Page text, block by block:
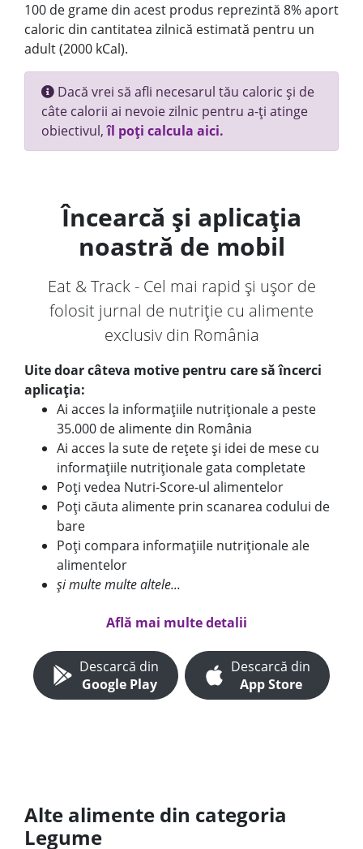
100 de grame din acest produs reprezintă 8% aport
caloric din cantitatea zilnică estimată pentru un
adult (2000 kCal).
Dacă vrei să afli necesarul tău caloric și de
câte calorii ai nevoie zilnic pentru a-ți atinge
obiectivul,îl poți calcula aici.
Încearcă și aplicația
noastră de mobil
Eat & Track - Cel mai rapid și ușor de
folosit jurnal de nutriție cu alimente
exclusiv din România
Uite doar câteva motive pentru care să încerci
aplicația:
Ai acces la informațiile nutriționale a peste
35.000 de alimente din România
Ai acces la sute de rețete și idei de mese cu
informațiile nutriționale gata completate
Poți vedea Nutri-Score-ul alimentelor
Poți căuta alimente prin scanarea codului de
bare
Poți compara informațiile nutriționale ale
alimentelor
și multe multe altele...
Află mai multe detalii
Descarcă din
Google Play
Descarcă din
App Store
Alte alimente din categoria
Legume